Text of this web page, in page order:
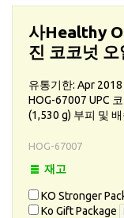
사Healthy
진 코코넛
유통기한: Apr
HOG-67007 UPC
(1,530 g) 부피 및
HOG-67007
재고
KO Stronger
Ko Gift Package